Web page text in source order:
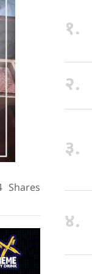
Shares
१.
२.
३.
४.